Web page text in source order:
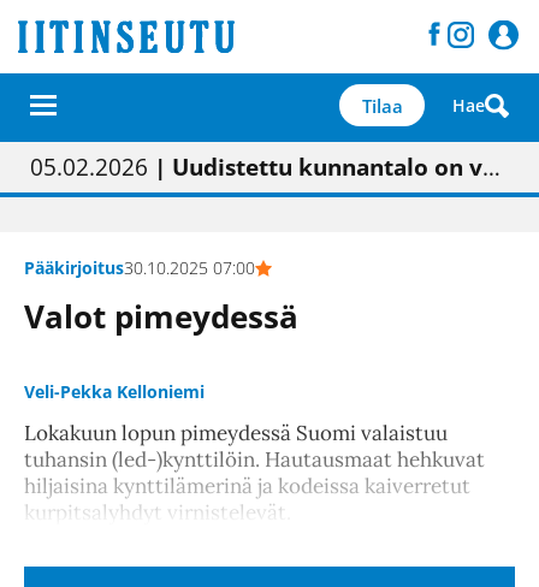
Tilaa Hae
01.02.2026 | Painon vaihtumisen pitäisi näkyä hieman parempana painojäljen laatuna lehdessä
05.02.2026 | Uudistettu kunnantalo on valoisa
23.04.2026 | “Olemme käynnistämässä uudelleen keskustavisiotyön”
09.05.2026| "Maalla on totuttu elämään omavaraisemmin kuin kaupungissa"
Pääkirjoitus30.10.2025 07:00
Valot pimeydessä
Veli-Pekka Kelloniemi
Lokakuun lopun pimeydessä Suomi valaistuu
tuhansin (led-)kynttilöin. Hautausmaat hehkuvat
hiljaisina kynttilämerinä ja kodeissa kaiverretut
kurpitsalyhdyt virnistelevät.